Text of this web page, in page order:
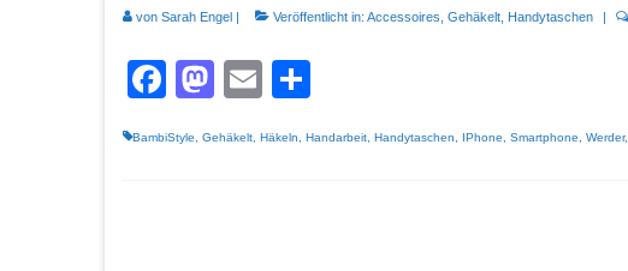
von Sarah Engel Veröffentlicht in: Accessoires, Gehäkelt, Handytaschen
Facebook
Mastodon
Email
BambiStyle, Gehäkelt, Häkeln, Handarbeit, Handytaschen, IPhone, Smartphone, Werder,